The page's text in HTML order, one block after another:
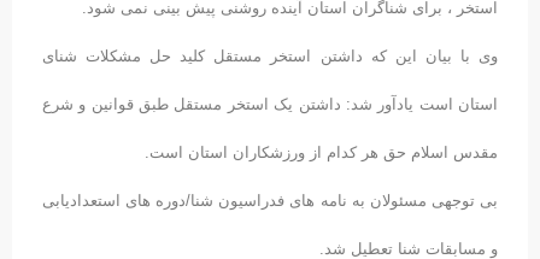
استخر ، برای شناگران استان آینده روشنی پیش بینی نمی شود.
وی با بیان این که داشتن استخر مستقل کلید حل مشکلات شنای
استان است یادآور شد: داشتن یک استخر مستقل طبق قوانین و شرع
مقدس اسلام حق هر کدام از ورزشکاران استان است.
بی توجهی مسئولان به نامه های فدراسیون شنا/دوره های استعدادیابی
و مسابقات شنا تعطیل شد.